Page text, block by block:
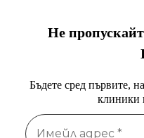
Не
Бъдете сред първите,
клиники